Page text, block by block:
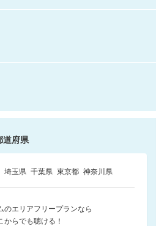
道府県
埼玉県 千葉県 東京都 神奈川県
のエリアフリープランなら
からでも聴ける！